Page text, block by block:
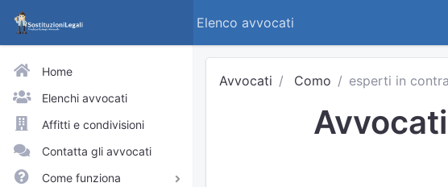
Elenco avvocati
Home
Elenchi avvocati
Affitti e condivisioni
Contatta gli avvocati
Come funziona
Avvocati Como esperti in